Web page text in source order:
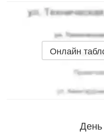
Онлайн